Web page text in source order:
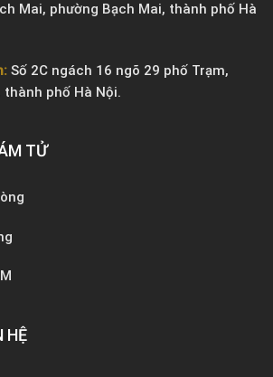
Mai, phường Bạch Mai, thành phố Hà
Số 2C ngách 16 ngõ 29 phố Trạm,
thành phố Hà Nội.
TỬ
HỆ